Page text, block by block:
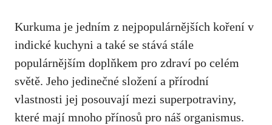
Kurkuma je jedním z nejpopulárnějších koření v
‍indické kuchyni a ‌také se stává stále
populárnějším doplňkem pro zdraví po celém
světě. Jeho jedinečné složení⁤ a přírodní
⁤vlastnosti jej posouvají mezi superpotraviny,
které mají mnoho přínosů pro náš organismus.